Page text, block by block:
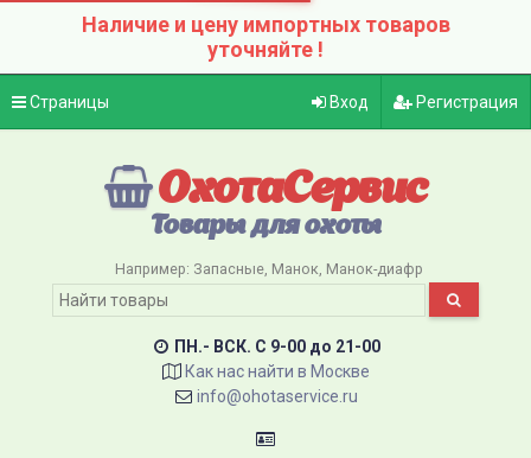
Наличие и цену импортных товаров
уточняйте !
Страницы Вход Регистрация
ОхотаСервис
Товары для охоты
Например: Запасные Манок Манок-диафр
ПН.- ВСК. C 9-00 до 21-00
Как нас найти в Москве
info@ohotaservice.ru